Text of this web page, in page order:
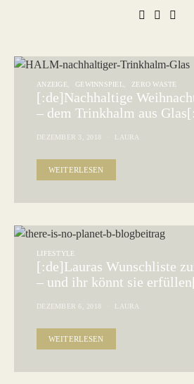
ANZEIGE GEWINNSPIEL ZERO WASTE
[:de]Nachhaltige
– dem Trinkhalm aus
DEZEMBER 3, 2018 LAURA
WEITERLESEN
LIFESTYLE
[:de]Lauras Wunschliste
– und ihr könnt sie
DEZEMBER 6, 2018 LAURA
WEITERLESEN